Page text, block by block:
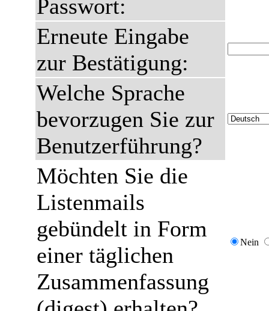
Passwort:
Erneute Eingabe
zur Bestätigung:
Welche Sprache
bevorzugen Sie zur
Benutzerführung?
Möchten Sie die
Listenmails
gebündelt in Form
einer täglichen
Zusammenfassung
Nein